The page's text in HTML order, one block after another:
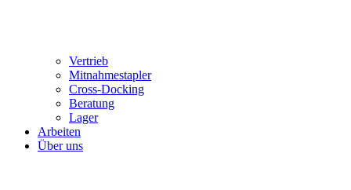
Vertrieb
Mitnahmestapler
Cross-Docking
Beratung
Lager
Arbeiten
Über uns